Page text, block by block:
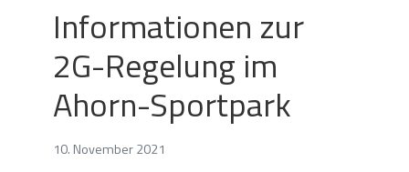
Informationen zur
2G-Regelung im
Ahorn-Sportpark
10. November 2021